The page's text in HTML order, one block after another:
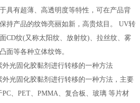
具有超薄、高透明度等特性，可在产品背
持产品的纹饰亮丽如新，高贵炫目。 UV转
CD纹(又称太阳纹、放射纹)、拉丝纹、雾
面等各种立体纹饰。
光固化胶黏剂进行转移的一种方法
固化胶黏剂进行转移的一种方法，主要
、PET、PMMA、复合板、玻璃 等片材